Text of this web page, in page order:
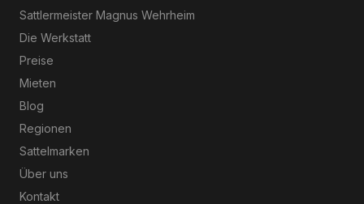
Sattlermeister Magnus Wehrheim
Die Werkstatt
Preise
Mieten
Blog
Regionen
Sattelmarken
Über uns
Kontakt